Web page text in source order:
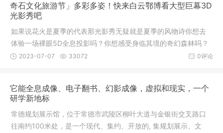
光幕的原理：说起抗光
奇石文化旅游节」多彩多姿！快来白云鄂博看大型巨幕3D
光影秀吧
如果说花火是夏季的代表那光影秀无疑就是夏季的风物诗你想去
体验一场裸眼5D全息投影吗？你想感受身临其境的奇幻森林吗？
你想走进造型各异的奇酷王国吗？你想到大型夜间网红地打卡
以往只能在科幻电影中
0评论
2023-07-07 33072
它能全息成像、电子翻书、幻影成像，虚拟和现实，一个
研学新地标
常德规划展示馆，位于常德市武陵区柳叶大道与金银街交叉路口
往南约100米处，是一个现代、集约、开放的, 集规划展示、文